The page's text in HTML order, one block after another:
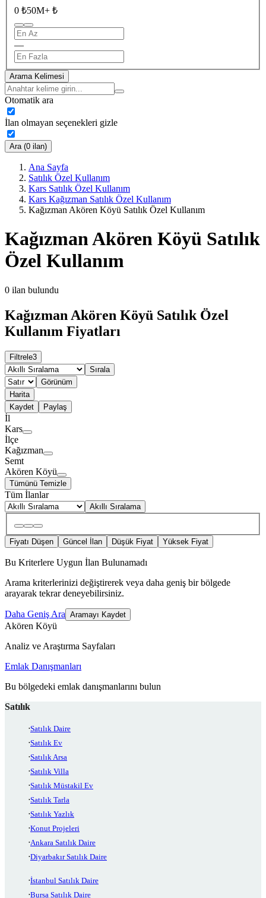
0 ₺50M+ ₺
—
Arama Kelimesi
Otomatik ara
İlan olmayan seçenekleri gizle
Ara (0 ilan)
Ana Sayfa
Satılık Özel Kullanım
Kars Satılık Özel Kullanım
Kars Kağızman Satılık Özel Kullanım
Kağızman Akören Köyü Satılık Özel Kullanım
Kağızman Akören Köyü Satılık
Özel Kullanım
0 ilan bulundu
Kağızman Akören Köyü Satılık Özel
Kullanım Fiyatları
Filtrele3
Sırala
Görünüm
Harita
Kaydet
Paylaş
İl
Kars
İlçe
Kağızman
Semt
Akören Köyü
Tümünü Temizle
Tüm İlanlar
Akıllı Sıralama
Fiyatı Düşen Güncel İlan Düşük Fiyat Yüksek Fiyat
Bu Kriterlere Uygun İlan Bulunamadı
Arama kriterlerinizi değiştirerek veya daha geniş bir bölgede
arayarak tekrar deneyebilirsiniz.
Daha Geniş Ara Aramayı Kaydet
Akören Köyü
Analiz ve Araştırma Sayfaları
Emlak Danışmanları
Bu bölgedeki emlak danışmanlarını bulun
Satılık
Satılık Daire
Satılık Ev
Satılık Arsa
Satılık Villa
Satılık Müstakil Ev
Satılık Tarla
Satılık Yazlık
Konut Projeleri
Ankara Satılık Daire
Diyarbakır Satılık Daire
İstanbul Satılık Daire
Bursa Satılık Daire